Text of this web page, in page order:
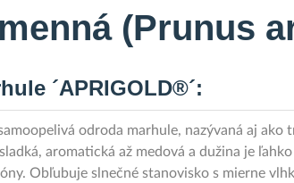
(Prunus
´APRIGOLD®´:
odroda marhule, nazývaná aj
aromatická až medová a dužina je
Obľubuje slnečné stanovisko s mierne